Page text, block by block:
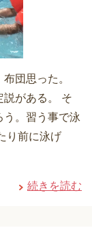
団思った。
説がある。 そ
う。習う事で泳
り前に泳げ
続きを読む